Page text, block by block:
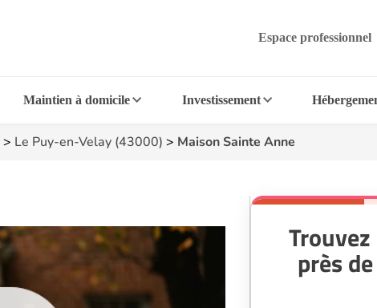
Espace professionnel
Maintien à domicile Investissement
> Le Puy-en-Velay (43000) > Maison Sainte Anne
près